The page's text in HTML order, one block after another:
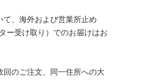
て、海外および営業所止め
ー受け取り）でのお届けはお
回のご注文、同一住所への大